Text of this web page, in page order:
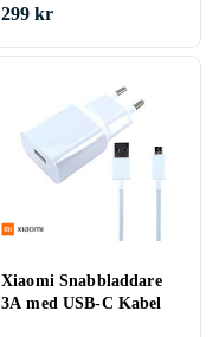
299 kr
Xiaomi Snabbladdare
3A med USB-C Kabel